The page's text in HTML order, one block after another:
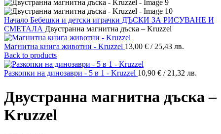
Начало Бебешки и детски играчки ДЪСКИ ЗА РИСУВАНЕ И
СМЕТАЛА Двустранна магнитна дъска – Kruzzel
Магнитна книга животни - Kruzzel 13,00 € / 25,43 лв.
Back to products
Разкопки на динозаври - 5 в 1 - Kruzzel 10,90 € / 21,32 лв.
Двустранна магнитна дъска –
Kruzzel